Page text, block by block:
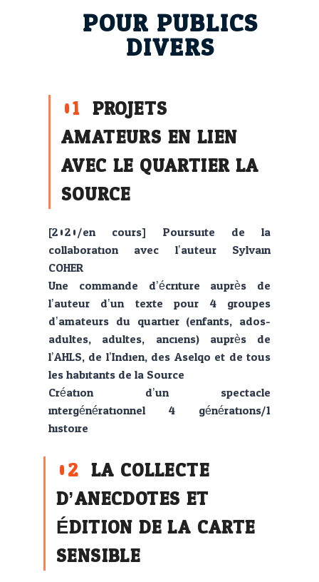
POUR PUBLICS
DIVERS
01 PROJETS
AMATEURS EN LIEN
AVEC LE QUARTIER LA
SOURCE
[2020/en cours] Poursuite de la
collaboration avec l’auteur Sylvain
COHER.
Une commande d’écriture auprès de
l’auteur d’un texte pour 4 groupes
d’amateurs du quartier (enfants, ados-
adultes, adultes, anciens) auprès de
l’AHLS, de l’Indien, des Aselqo et de tous
les habitants de la Source.
Création d’un spectacle
intergénérationnel 4 générations/1
histoire
02 LA COLLECTE
D’ANECDOTES ET
ÉDITION DE LA CARTE
SENSIBLE